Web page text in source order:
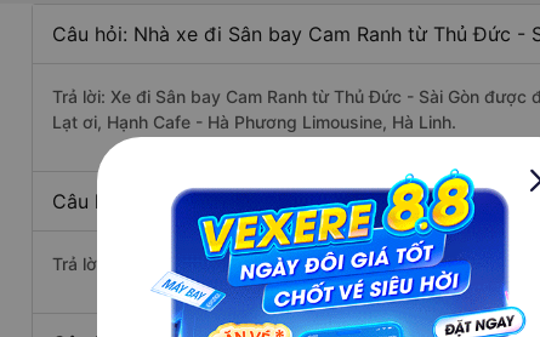
Câu hỏi: Nhà xe đi Sân bay Cam Ranh từ Thủ Đức -
Trả lời: Xe đi Sân bay Cam Ranh từ Thủ Đức - Sài Gòn
Lạt ơi, Hạnh Cafe - Hà Phương Limousine, Hà Linh.
Câu hỏi: Xe nào đi Sân bay Cam Ranh có giá rẻ nhất?
Trả lời: Vé xe rẻ nhất có mức giá là 280.000 đồng của nhà